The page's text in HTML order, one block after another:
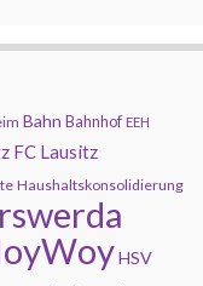
Bahn Bahnhof EEH
FC Lausitz
Haushaltskonsolidierung
HSV